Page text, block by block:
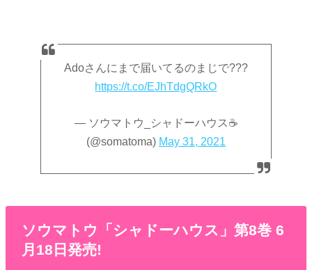
Adoさんにまで届いてるのまじで???
https://t.co/EJhTdgQRkO
— ソウマトウ_シャドーハウス☕
(@somatoma) May 31, 2021
ソウマトウ「シャドーハウス」第8巻 6
月18日発売!